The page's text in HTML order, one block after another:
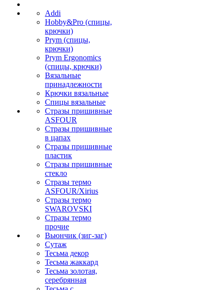
Addi
Hobby&Pro (спицы,
крючки)
Prym (спицы,
крючки)
Prym Ergonomics
(спицы, крючки)
Вязальные
принадлежности
Крючки вязальные
Спицы вязальные
Стразы пришивные
ASFOUR
Стразы пришивные
в цапах
Стразы пришивные
пластик
Стразы пришивные
стекло
Стразы термо
ASFOUR/Xirius
Стразы термо
SWAROVSKI
Стразы термо
прочие
Вьюнчик (зиг-заг)
Сутаж
Тесьма декор
Тесьма жаккард
Тесьма золотая,
серебрянная